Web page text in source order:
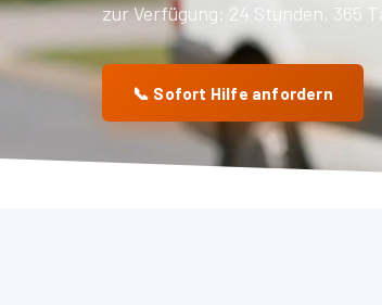
zur Verfügung: 24 Stunden, 365
📞 Sofort Hilfe anfordern